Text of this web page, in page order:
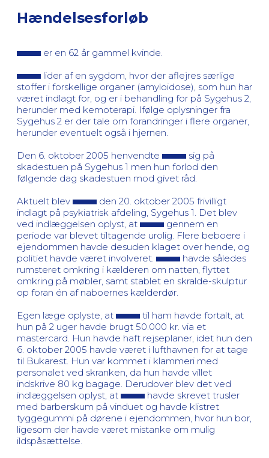
Hændelsesforløb
er en 62 år gammel kvinde.
lider af en sygdom, hvor der aflejres særlige
stoffer i forskellige organer (amyloidose), som hun har
været indlagt for, og er i behandling for på Sygehus 2,
herunder med kemoterapi. Ifølge oplysninger fra
Sygehus 2 er der tale om forandringer i flere organer,
herunder eventuelt også i hjernen.
Den 6. oktober 2005 henvendte
sig på
skadestuen på Sygehus 1 men hun forlod den
følgende dag skadestuen mod givet råd.
Aktuelt blev
den 20. oktober 2005 frivilligt
indlagt på psykiatrisk afdeling, Sygehus 1. Det blev
ved indlæggelsen oplyst, at
gennem en
periode var blevet tiltagende urolig. Flere beboere i
ejendommen havde desuden klaget over hende, og
politiet havde været involveret.
havde således
rumsteret omkring i kælderen om natten, flyttet
omkring på møbler, samt stablet en skralde-skulptur
op foran én af naboernes kælderdør.
Egen læge oplyste, at
til ham havde fortalt, at
hun på 2 uger havde brugt 50.000 kr. via et
mastercard. Hun havde haft rejseplaner, idet hun den
6. oktober 2005 havde været i lufthavnen for at tage
til Bukarest. Hun var kommet i klammeri med
personalet ved skranken, da hun havde villet
indskrive 80 kg bagage. Derudover blev det ved
indlæggelsen oplyst, at
havde skrevet trusler
med barberskum på vinduet og havde klistret
tyggegummi på dørene i ejendommen, hvor hun bor,
ligesom der havde været mistanke om mulig
ildspåsættelse.